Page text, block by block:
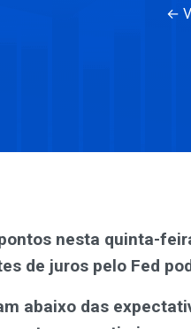
←
nesta quinta-
de juros pelo Fed
abaixo das